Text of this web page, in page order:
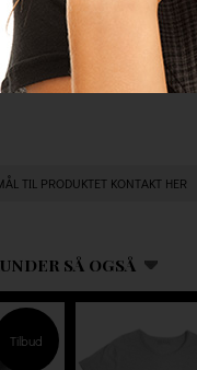
TIL PRODUKTET KONTAKT HER
SÅ OGSÅ
Tilbud